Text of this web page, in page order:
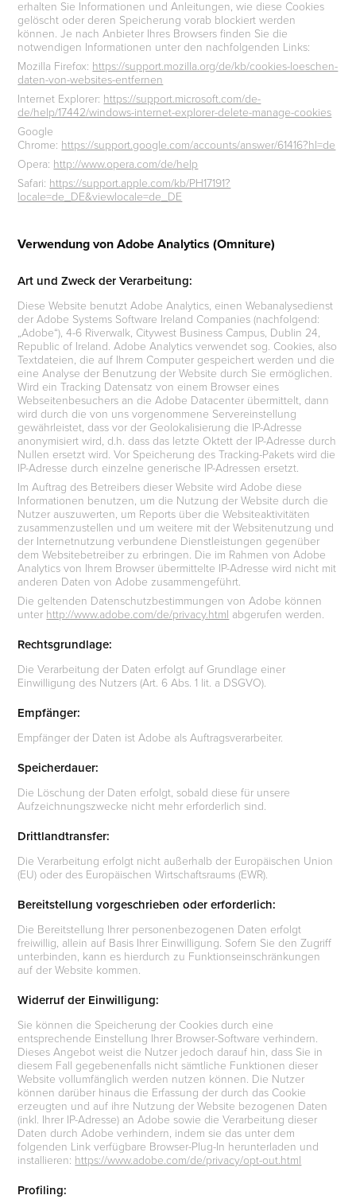
erhalten Sie Informationen und Anleitungen, wie diese Cookies
gelöscht oder deren Speicherung vorab blockiert werden
können. Je nach Anbieter Ihres Browsers finden Sie die
notwendigen Informationen unter den nachfolgenden Links:
Mozilla Firefox: https://support.mozilla.org/de/kb/cookies-loeschen-
daten-von-websites-entfernen
Internet Explorer: https://support.microsoft.com/de-
de/help/17442/windows-internet-explorer-delete-manage-cookies
Google
Chrome: https://support.google.com/accounts/answer/61416?hl=de
Opera: http://www.opera.com/de/help
Safari: https://support.apple.com/kb/PH17191?
locale=de_DE&viewlocale=de_DE
Verwendung von Adobe Analytics (Omniture)
Art und Zweck der Verarbeitung:
Diese Website benutzt Adobe Analytics, einen Webanalysedienst
der Adobe Systems Software Ireland Companies (nachfolgend:
„Adobe“), 4-6 Riverwalk, Citywest Business Campus, Dublin 24,
Republic of Ireland. Adobe Analytics verwendet sog. Cookies, also
Textdateien, die auf Ihrem Computer gespeichert werden und die
eine Analyse der Benutzung der Website durch Sie ermöglichen.
Wird ein Tracking Datensatz von einem Browser eines
Webseitenbesuchers an die Adobe Datacenter übermittelt, dann
wird durch die von uns vorgenommene Servereinstellung
gewährleistet, dass vor der Geolokalisierung die IP-Adresse
anonymisiert wird, d.h. dass das letzte Oktett der IP-Adresse durch
Nullen ersetzt wird. Vor Speicherung des Tracking-Pakets wird die
IP-Adresse durch einzelne generische IP-Adressen ersetzt.
Im Auftrag des Betreibers dieser Website wird Adobe diese
Informationen benutzen, um die Nutzung der Website durch die
Nutzer auszuwerten, um Reports über die Websiteaktivitäten
zusammenzustellen und um weitere mit der Websitenutzung und
der Internetnutzung verbundene Dienstleistungen gegenüber
dem Websitebetreiber zu erbringen. Die im Rahmen von Adobe
Analytics von Ihrem Browser übermittelte IP-Adresse wird nicht mit
anderen Daten von Adobe zusammengeführt.
Die geltenden Datenschutzbestimmungen von Adobe können
unter http://www.adobe.com/de/privacy.html abgerufen werden.
Rechtsgrundlage:
Die Verarbeitung der Daten erfolgt auf Grundlage einer
Einwilligung des Nutzers (Art. 6 Abs. 1 lit. a DSGVO).
Empfänger:
Empfänger der Daten ist Adobe als Auftragsverarbeiter.
Speicherdauer:
Die Löschung der Daten erfolgt, sobald diese für unsere
Aufzeichnungszwecke nicht mehr erforderlich sind.
Drittlandtransfer:
Die Verarbeitung erfolgt nicht außerhalb der Europäischen Union
(EU) oder des Europäischen Wirtschaftsraums (EWR).
Bereitstellung vorgeschrieben oder erforderlich:
Die Bereitstellung Ihrer personenbezogenen Daten erfolgt
freiwillig, allein auf Basis Ihrer Einwilligung. Sofern Sie den Zugriff
unterbinden, kann es hierdurch zu Funktionseinschränkungen
auf der Website kommen.
Widerruf der Einwilligung:
Sie können die Speicherung der Cookies durch eine
entsprechende Einstellung Ihrer Browser-Software verhindern.
Dieses Angebot weist die Nutzer jedoch darauf hin, dass Sie in
diesem Fall gegebenenfalls nicht sämtliche Funktionen dieser
Website vollumfänglich werden nutzen können. Die Nutzer
können darüber hinaus die Erfassung der durch das Cookie
erzeugten und auf ihre Nutzung der Website bezogenen Daten
(inkl. Ihrer IP-Adresse) an Adobe sowie die Verarbeitung dieser
Daten durch Adobe verhindern, indem sie das unter dem
folgenden Link verfügbare Browser-Plug-In herunterladen und
installieren: https://www.adobe.com/de/privacy/opt-out.html
Profiling: